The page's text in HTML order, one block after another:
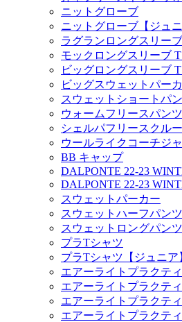
ニットグローブ
ニットグローブ【ジュニ
ラグランロングスリー
モックロングスリーブ
ビッグロングスリーブ
ビッグスウェットパー
スウェットショートパ
ウォームフリースパンツ
シェルパフリースクル
ウールライクコーチジ
BB キャップ
DALPONTE 22-23
DALPONTE 22-23
スウェットパーカー
スウェットハーフパンツ
スウェットロングパンツ
プラTシャツ
プラTシャツ【ジュニア
エアーライトプラクテ
エアーライトプラクテ
エアーライトプラクテ
エアーライトプラクテ